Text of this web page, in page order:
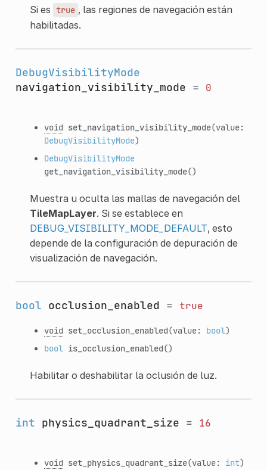
Si es true , las regiones de navegación están
habilitadas.
DebugVisibilityMode
navigation_visibility_mode = 0
void set_navigation_visibility_mode(value:
DebugVisibilityMode)
DebugVisibilityMode
get_navigation_visibility_mode()
Muestra u oculta las mallas de navegación del
TileMapLayer. Si se establece en
DEBUG_VISIBILITY_MODE_DEFAULT, esto
depende de la configuración de depuración de
visualización de navegación.
bool occlusion_enabled = true
void set_occlusion_enabled(value: bool)
bool is_occlusion_enabled()
Habilitar o deshabilitar la oclusión de luz.
int physics_quadrant_size = 16
void set_physics_quadrant_size(value: int)